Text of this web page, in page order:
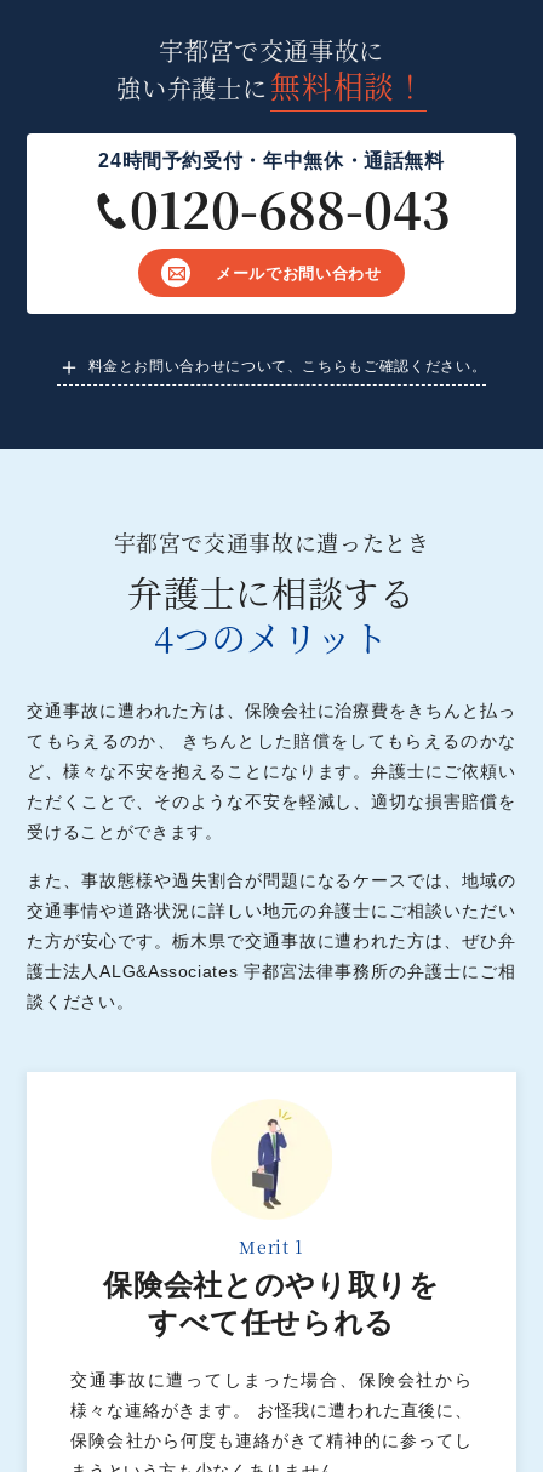
宇都宮で交通事故に
強い弁護士に 無料相談！
24時間予約受付・年中無休・通話無料
0120-688-043
メールでお問い合わせ
料金とお問い合わせについて、こちらもご確認ください。
宇都宮で交通事故に遭ったとき
弁護士に相談する
4つのメリット
交通事故に遭われた方は、保険会社に治療費をきちんと払っ
てもらえるのか、
きちんとした賠償をしてもらえるのかな
ど、様々な不安を抱えることになります。弁護士にご依頼い
ただくことで、そのような不安を軽減し、適切な損害賠償を
受けることができます。
また、事故態様や過失割合が問題になるケースでは、地域の
交通事情や道路状況に詳しい地元の弁護士にご相談いただい
た方が安心です。 栃木県で交通事故に遭われた方は、ぜひ弁
護士法人ALG&Associates 宇都宮法律事務所の弁護士にご相
談ください。
Merit 1
保険会社とのやり取りを
すべて任せられる
交通事故に遭ってしまった場合、保険会社から
様々な連絡がきます。 お怪我に遭われた直後に、
保険会社から何度も連絡がきて精神的に参ってし